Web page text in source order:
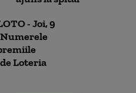
- Joi, 9
Loteria